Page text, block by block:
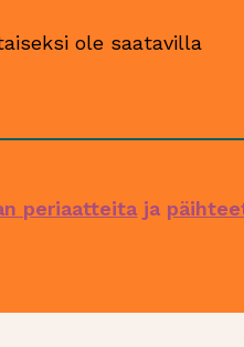
ole saatavilla
periaatteita ja